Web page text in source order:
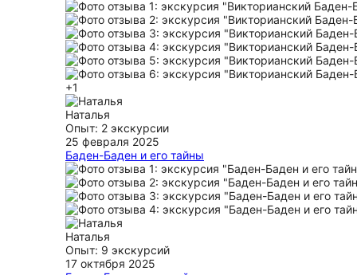
+1
Наталья
Опыт: 2 экскурсии
25 февраля 2025
Баден-Баден и его тайны
Гуляли по городу с Александром 22 февраля 2025.
Прогулка получилась очень интересной,
при этом, непринужденной. Александр отлично
город, рассказывает с удовольствием и разбавляет
рассказ шутками и смешными рассказами. Очень
приятный, знающий и любящий свое дело человек.
этом, нам еще очень повезло с погодой. В общем,
нас очаровал и оставил неизгладимые впечатления.
Наталья
Опыт: 9 экскурсий
17 октября 2025